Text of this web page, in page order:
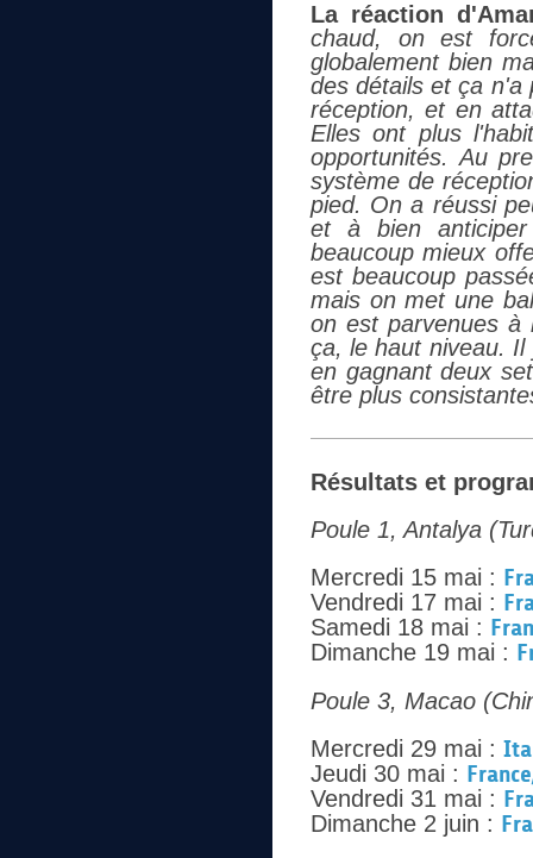
La réaction
chaud, on est
globalement bien
des détails et ça n'a
réception, et en
Elles ont plus
opportunités. Au
système de
pied. On a réussi
et à bien
beaucoup mieux
est beaucoup
mais on met une
on est parvenues
ça, le haut niveau.
en gagnant deux
être plus
Résultats et
Poule 1, Antalya
Mercredi 15 mai :
Vendredi 17 mai :
Samedi 18 mai :
Dimanche 19 mai :
Poule 3, Macao
Mercredi 29 mai :
Jeudi 30 mai :
Vendredi 31 mai :
Dimanche 2 juin :